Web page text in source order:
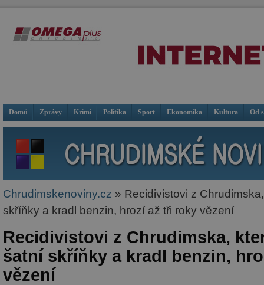
Domů Zprávy Krimi Politika Sport Ekonomika Kultura Od
Chrudimskenoviny.cz » Recidivistovi z
skříňky a kradl benzin, hrozí až tři roky vězení
Recidivistovi z Chrudimska,
šatní skříňky a kradl benzin,
vězení